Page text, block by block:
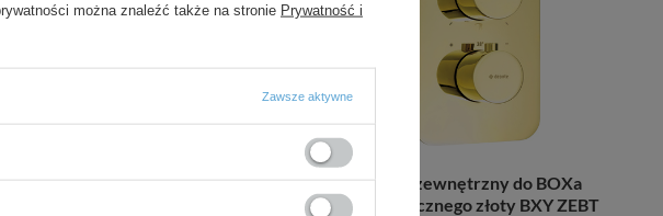
Element zewnętrzny do BOXa
termostatycznego złoty BXY ZEBT
można znaleźć także na stronie Prywatność i
Zawsze aktywne